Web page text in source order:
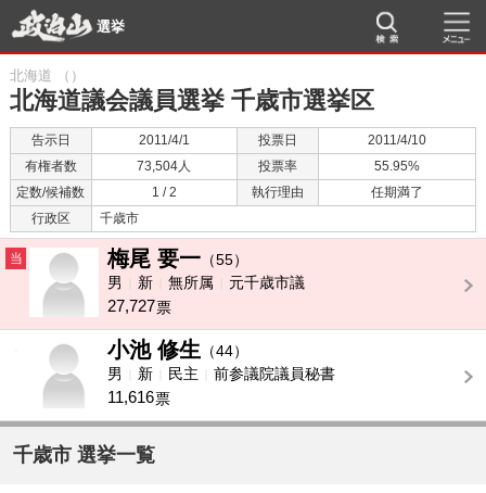
選挙
北海道 （）
北海道議会議員選挙 千歳市選挙区
告示日 2011/4/1 投票日
2011/4/10
有権者数
73,504人 投票率
55.95%
定数/候補数
1 / 2 執行理由
任期満了
行政区
千歳市
当 梅尾 要一 （55）
男
新 無所属 元千歳市議
27,727票
小池 修生 （44）
男
新 民主 前参議院議員秘書
11,616票
千歳市 選挙一覧